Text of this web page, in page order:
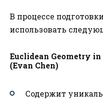
В процессе
использовать
Euclidean Geometry
(Evan Chen)
Содержит